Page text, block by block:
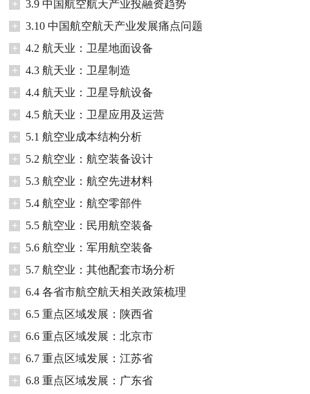
+
3.9 中国航空航天产业投融资趋势
+
3.10 中国航空航天产业发展痛点问题
+
4.2 航天业：卫星地面设备
+
4.3 航天业：卫星制造
+
4.4 航天业：卫星导航设备
+
4.5 航天业：卫星应用及运营
+
5.1 航空业成本结构分析
+
5.2 航空业：航空装备设计
+
5.3 航空业：航空先进材料
+
5.4 航空业：航空零部件
+
5.5 航空业：民用航空装备
+
5.6 航空业：军用航空装备
+
5.7 航空业：其他配套市场分析
+
6.4 各省市航空航天相关政策梳理
+
6.5 重点区域发展：陕西省
+
6.6 重点区域发展：北京市
+
6.7 重点区域发展：江苏省
+
6.8 重点区域发展：广东省